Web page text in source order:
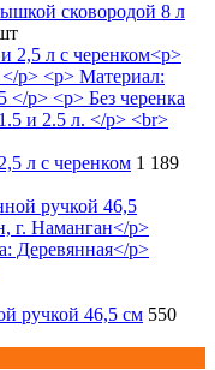
сковородой 8 л
л с черенком 1 189
ручкой 46,5 см 550